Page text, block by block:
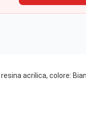
acrilica, colore: